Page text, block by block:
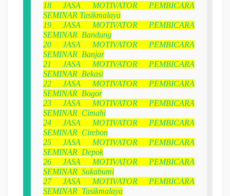
18
JASA MOTIVATOR PEMBICARA
SEMINAR Tasikmalaya
19
JASA MOTIVATOR PEMBICARA
SEMINAR Bandung
20
JASA MOTIVATOR PEMBICARA
SEMINAR Banjar
21
JASA MOTIVATOR PEMBICARA
SEMINAR Bekasi
22
JASA MOTIVATOR PEMBICARA
SEMINAR Bogor
23
JASA MOTIVATOR PEMBICARA
SEMINAR Cimahi
24
JASA MOTIVATOR PEMBICARA
SEMINAR Cirebon
25
JASA MOTIVATOR PEMBICARA
SEMINAR Depok
26
JASA MOTIVATOR PEMBICARA
SEMINAR Sukabumi
27
JASA MOTIVATOR PEMBICARA
SEMINAR Tasikmalaya